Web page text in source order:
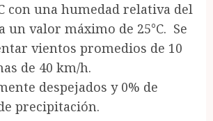
con una humedad relativa del
un valor máximo de 25°C. Se
vientos promedios de 10
de 40 km/h.
despejados y 0% de
precipitación.